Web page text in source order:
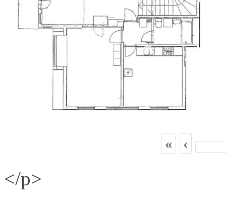
« ‹
</p>